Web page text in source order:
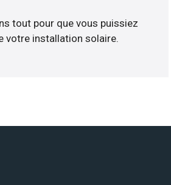
tout pour que vous puissiez
votre installation solaire.